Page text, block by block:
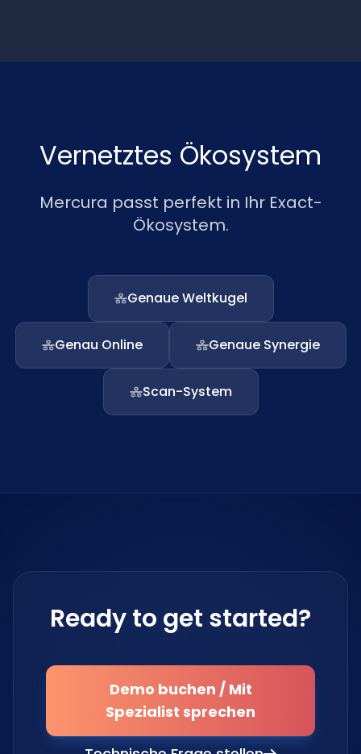
Vernetztes Ökosystem
Mercura passt perfekt in Ihr Exact-
Ökosystem.
Genaue Weltkugel
Genau Online Genaue Synergie
Scan-System
Ready to get started?
Demo buchen / Mit
Spezialist sprechen